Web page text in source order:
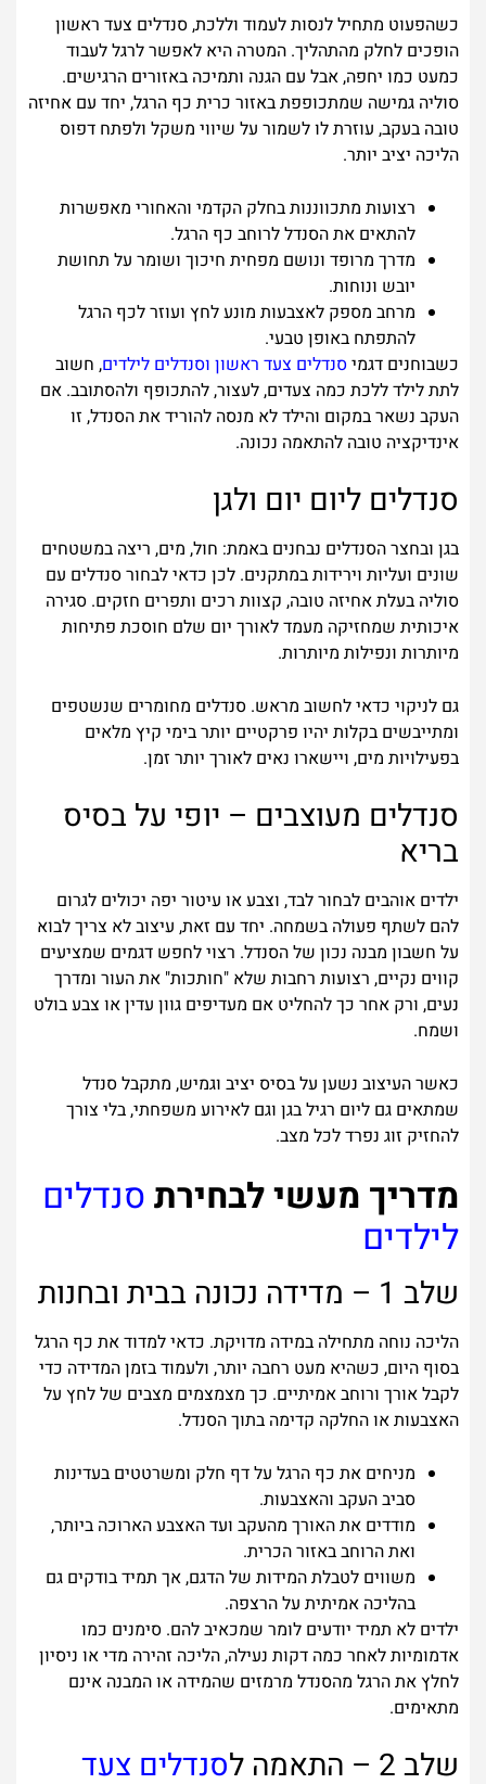
כשהפעוט מתחיל לנסות לעמוד וללכת, סנדלים צעד ראשון
הופכים לחלק מהתהליך. המטרה היא לאפשר לרגל לעבוד
כמעט כמו יחפה, אבל עם הגנה ותמיכה באזורים הרגישים.
סוליה גמישה שמתכופפת באזור כרית כף הרגל, יחד עם אחיזה
טובה בעקב, עוזרת לו לשמור על שיווי משקל ולפתח דפוס
הליכה יציב יותר.
רצועות מתכווננות בחלק הקדמי והאחורי מאפשרות
להתאים את הסנדל לרוחב כף הרגל.
מדרך מרופד ונושם מפחית חיכוך ושומר על תחושת
יובש ונוחות.
מרחב מספק לאצבעות מונע לחץ ועוזר לכף הרגל
להתפתח באופן טבעי.
כשבוחנים דגמיסנדלים צעד ראשון וסנדלים לילדים, חשוב
לתת לילד ללכת כמה צעדים, לעצור, להתכופף ולהסתובב. אם
העקב נשאר במקום והילד לא מנסה להוריד את הסנדל, זו
אינדיקציה טובה להתאמה נכונה.
סנדלים ליום יום ולגן
בגן ובחצר הסנדלים נבחנים באמת: חול, מים, ריצה במשטחים
שונים ועליות וירידות במתקנים. לכן כדאי לבחור סנדלים עם
סוליה בעלת אחיזה טובה, קצוות רכים ותפרים חזקים. סגירה
איכותית שמחזיקה מעמד לאורך יום שלם חוסכת פתיחות
מיותרות ונפילות מיותרות.
גם לניקוי כדאי לחשוב מראש. סנדלים מחומרים שנשטפים
ומתייבשים בקלות יהיו פרקטיים יותר בימי קיץ מלאים
בפעילויות מים, ויישארו נאים לאורך יותר זמן.
סנדלים מעוצבים – יופי על בסיס
בריא
ילדים אוהבים לבחור לבד, וצבע או עיטור יפה יכולים לגרום
להם לשתף פעולה בשמחה. יחד עם זאת, עיצוב לא צריך לבוא
על חשבון מבנה נכון של הסנדל. רצוי לחפש דגמים שמציעים
קווים נקיים, רצועות רחבות שלא "חותכות" את העור ומדרך
נעים, ורק אחר כך להחליט אם מעדיפים גוון עדין או צבע בולט
ושמח.
כאשר העיצוב נשען על בסיס יציב וגמיש, מתקבל סנדל
שמתאים גם ליום רגיל בגן וגם לאירוע משפחתי, בלי צורך
להחזיק זוג נפרד לכל מצב.
מדריך מעשי לבחירתסנדלים
לילדים
שלב 1 – מדידה נכונה בבית ובחנות
הליכה נוחה מתחילה במידה מדויקת. כדאי למדוד את כף הרגל
בסוף היום, כשהיא מעט רחבה יותר, ולעמוד בזמן המדידה כדי
לקבל אורך ורוחב אמיתיים. כך מצמצמים מצבים של לחץ על
האצבעות או החלקה קדימה בתוך הסנדל.
מניחים את כף הרגל על דף חלק ומשרטטים בעדינות
סביב העקב והאצבעות.
מודדים את האורך מהעקב ועד האצבע הארוכה ביותר,
ואת הרוחב באזור הכרית.
משווים לטבלת המידות של הדגם, אך תמיד בודקים גם
בהליכה אמיתית על הרצפה.
ילדים לא תמיד יודעים לומר שמכאיב להם. סימנים כמו
אדמומיות לאחר כמה דקות נעילה, הליכה זהירה מדי או ניסיון
לחלץ את הרגל מהסנדל מרמזים שהמידה או המבנה אינם
מתאימים.
שלב 2 – התאמה ל
סנדלים צעד